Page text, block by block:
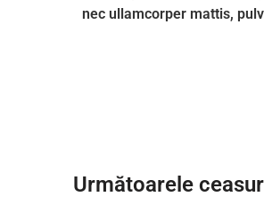
nec ullamcorper mattis,
Următoarele